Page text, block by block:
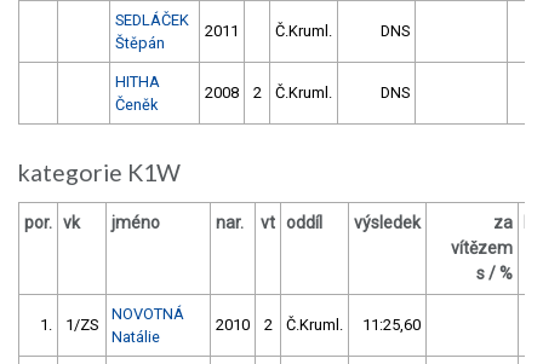
SEDLÁČEK
Štěpán
2011 Č.Kruml. DNS
HITHA
Čeněk
2008 2 Č.Kruml. DNS
kategorie K1W
por. vk jméno nar. vt oddíl výsledek
za
vítězem
s / %
1. 1/ZS
NOVOTNÁ
Natálie
2010 2 Č.Kruml. 11:25,60